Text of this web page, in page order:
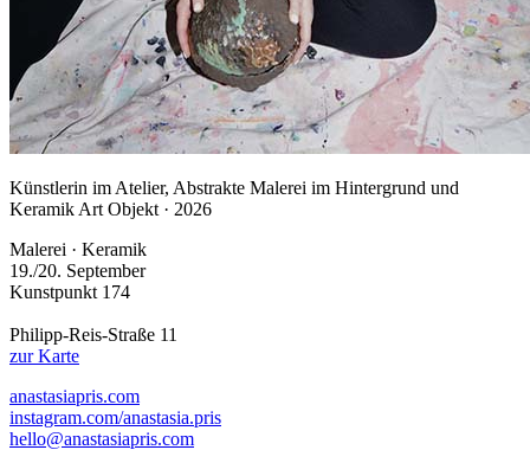
Künstlerin im Atelier, Abstrakte Malerei im Hintergrund und
Keramik Art Objekt · 2026
Malerei · Keramik
19./20. September
Kunstpunkt 174
Philipp-Reis-Straße 11
zur Karte
anastasiapris.com
instagram.com/anastasia.pris
hello@anastasiapris.com